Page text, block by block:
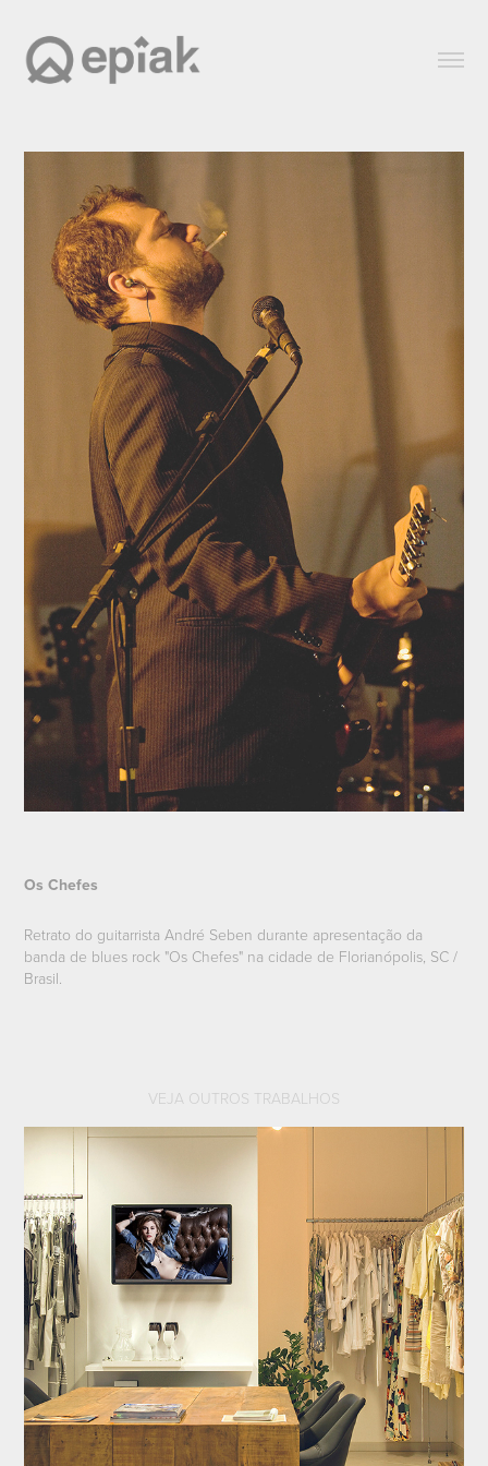
Os Chefes
Retrato do guitarrista André Seben durante apresentação da
banda de blues rock "Os Chefes" na cidade de Florianópolis, SC /
Brasil.
VEJA OUTROS TRABALHOS